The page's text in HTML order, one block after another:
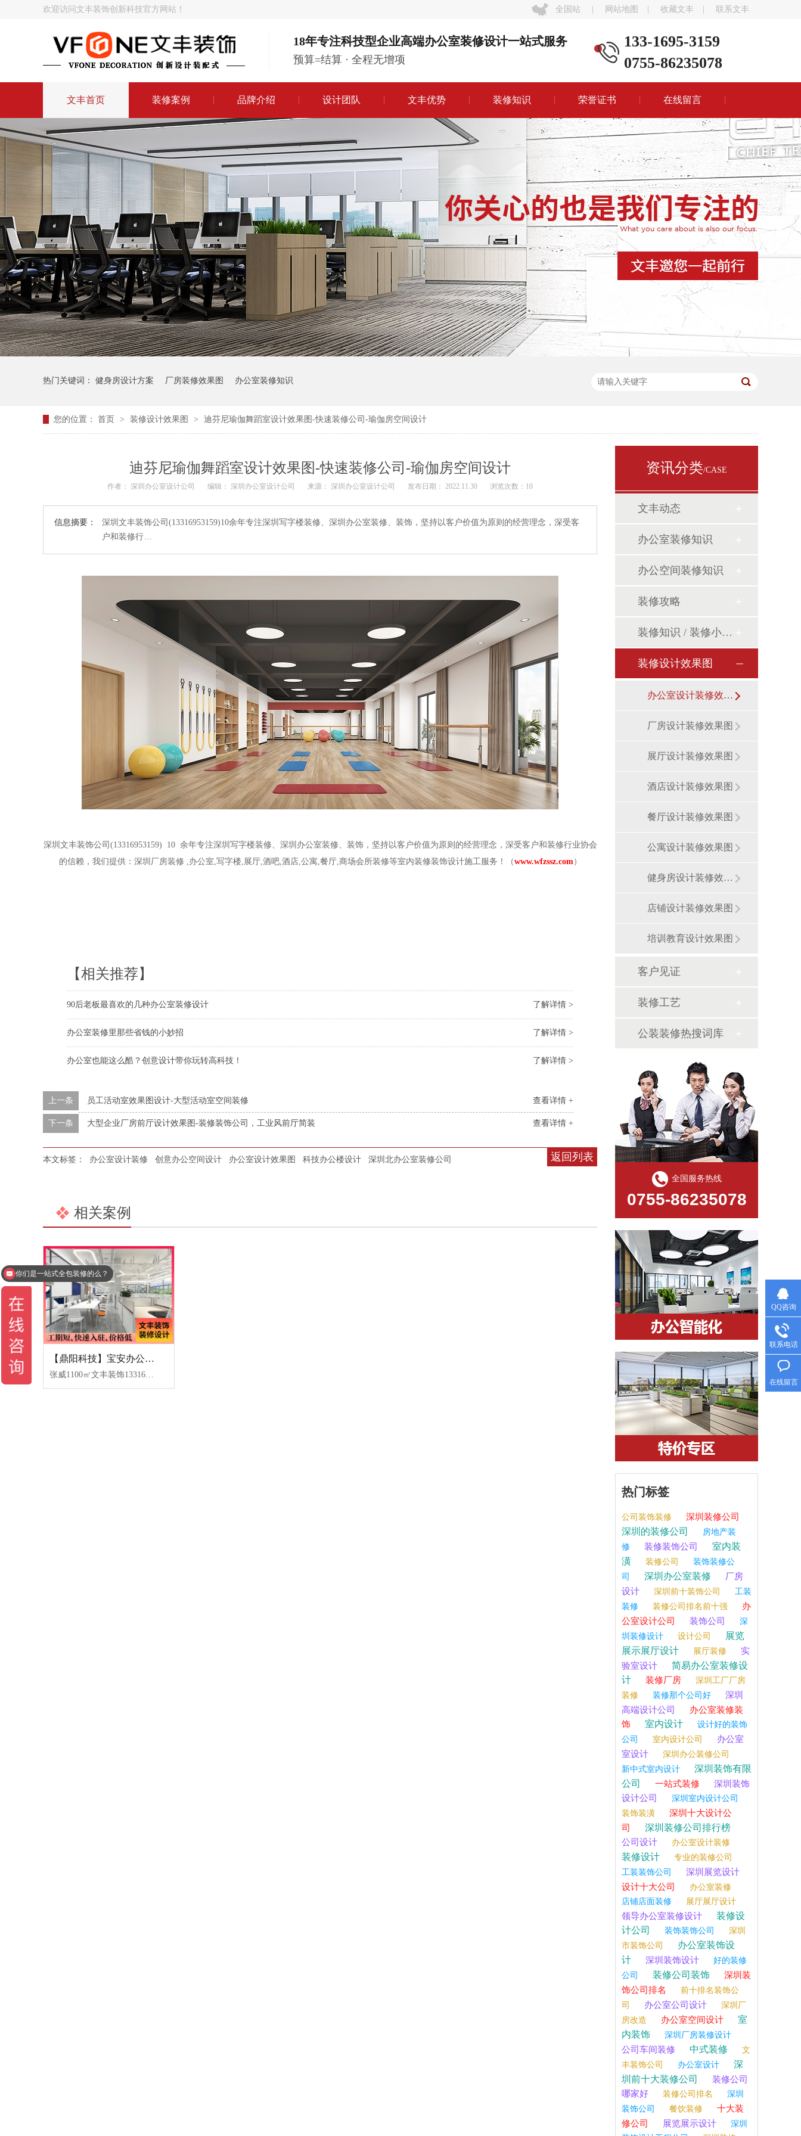
全国站 网站地图 收藏文丰 联系文丰
欢迎访问文丰装饰创新科技官方网站！
18年专注科技型企业高端办公室装修设计一站式服务
预算=结算 · 全程无增项
133-1695-3159
0755-86235078
文丰首页 装修案例 品牌介绍 设计团队 文丰优势 装修知识 荣誉证书 在线留言
热门关键词： 健身房设计方案 厂房装修效果图 办公室装修知识
您的位置： 首页 > 装修设计效果图 > 迪芬尼瑜伽舞蹈室设计效果图-快速装修公司-瑜伽房空间设计
迪芬尼瑜伽舞蹈室设计效果图-快速装修公司-瑜伽房空间设计
作者： 深圳办公室设计公司 编辑： 深圳办公室设计公司 来源： 深圳办公室设计公司 发布日期： 2022.11.30 浏览次数： 10
信息摘要：
深圳文丰装饰公司(13316953159)10余年专注深圳写字楼装修、深圳办公室装修、装饰，坚持以客户价值为原则的经营理念，深受客
户和装修行…
深圳文丰装饰公司 (13316953159) 10 余年专注深圳写字楼装修、深圳办公室装修、装饰，坚持以客户价值为原则的经营理念，深受客户和装修行业协会
的信赖，我们提供：深圳厂房装修 ,办公室,写字楼,展厅,酒吧,酒店,公寓,餐厅,商场会所装修等室内装修装饰设计施工服务！（www.wfzssz.com）
【相关推荐】
了解详情 >
90后老板最喜欢的几种办公室装修设计
了解详情 >
办公室装修里那些省钱的小妙招
了解详情 >
办公室也能这么酷？创意设计带你玩转高科技！
查看详情 +
上一条 员工活动室效果图设计-大型活动室空间装修
查看详情 +
下一条 大型企业厂房前厅设计效果图-装修装饰公司，工业风前厅简装
返回列表
本文标签： 办公室设计装修 创意办公空间设计 办公室设计效果图 科技办公楼设计 深圳北办公室装修公司
相关案例
【鼎阳科技】宝安办公室装修-现代简约风格-文丰装饰公司
张威1100㎡文丰装饰13316953159
资讯分类/CASE
文丰动态
办公室装修知识
办公空间装修知识
装修攻略
装修知识 / 装修小课堂
装修设计效果图
办公室设计装修效果图
厂房设计装修效果图
展厅设计装修效果图
酒店设计装修效果图
餐厅设计装修效果图
公寓设计装修效果图
健身房设计装修效果图
店铺设计装修效果图
培训教育设计效果图
客户见证
装修工艺
公装装修热搜词库
全国服务热线
0755-86235078
热门标签
公司装饰装修 深圳装修公司
深圳的装修公司
房地产装
修
装修装饰公司
室内装
潢
装修公司
装饰装修公
司
深圳办公室装修
厂房
设计
深圳前十装饰公司
工装
装修
装修公司排名前十强
办
公室设计公司
装饰公司
深
圳装修设计
设计公司
展览
展示展厅设计
展厅装修
实
验室设计
简易办公室装修设
计
装修厂房
深圳工厂厂房
装修
装修那个公司好
深圳
高端设计公司
办公室装修装
饰
室内设计
设计好的装饰
公司
室内设计公司
办公室
室设计
深圳办公装修公司
新中式室内设计
深圳装饰有限
公司
一站式装修
深圳装饰
设计公司
深圳室内设计公司
装饰装潢
深圳十大设计公
司
深圳装修公司排行榜
公司设计 办公室设计装修
装修设计
专业的装修公司
工装装饰公司
深圳展览设计
设计十大公司
办公室装修
店铺店面装修
展厅展厅设计
领导办公室装修设计
装修设
计公司
装饰装饰公司
深圳
市装饰公司
办公室装饰设
计
深圳装饰设计
好的装修
公司
装修公司装饰
深圳装
饰公司排名
前十排名装饰公
司
办公室公司设计
深圳厂
房改造
办公室空间设计
室
内装饰
深圳厂房装修设计
公司车间装修 中式装修
文
丰装饰公司
办公室设计
深
圳前十大装修公司
装修公司
哪家好
装修公司排名
深圳
装饰公司
餐饮装修
十大装
修公司
展览展示设计
深圳
QQ咨询
联系电话
在线留言
你们是一站式全包装修的么？